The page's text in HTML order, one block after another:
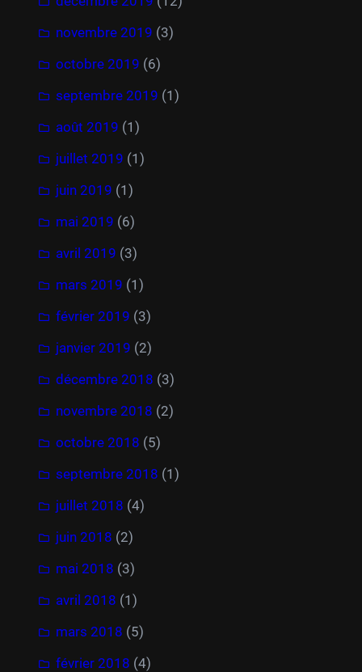
novembre 2019 (3)
octobre 2019 (6)
septembre 2019 (1)
août 2019 (1)
juillet 2019 (1)
juin 2019 (1)
mai 2019 (6)
avril 2019 (3)
mars 2019 (1)
février 2019 (3)
janvier 2019 (2)
décembre 2018 (3)
novembre 2018 (2)
octobre 2018 (5)
septembre 2018 (1)
juillet 2018 (4)
juin 2018 (2)
mai 2018 (3)
avril 2018 (1)
mars 2018 (5)
février 2018 (4)